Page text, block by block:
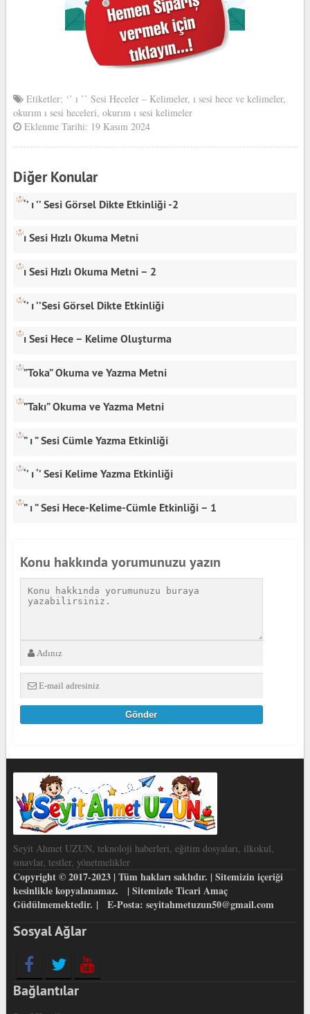
Etiketler: ‘’ ı ’’ Sesi Heceler – Kelimeler, ı sesi hece ve kelimeler,
okurım ı sesi heceleri, okurım ı sesi kelimeler
Eklenme Tarihi: 19 Kasım 2024
Diğer Konular
‘’ ı ’’ Sesi Görsel Dikte Etkinliği -2
ı Sesi Hızlı Okuma Metni
ı Sesi Hızlı Okuma Metni – 2
‘’ ı ’’Sesi Görsel Dikte Etkinliği
ı Sesi Hece – Kelime Oluşturma
”Toka” Okuma ve Yazma Metni
”Takı” Okuma ve Yazma Metni
” ı ” Sesi Cümle Yazma Etkinliği
‘’ ı ‘’ Sesi Kelime Yazma Etkinliği
” ı ” Sesi Hece-Kelime-Cümle Etkinliği – 1
Konu hakkında yorumunuzu yazın
Seyit Ahmet UZUN, teknoloji haberleri, eğitim dosyaları, ilkokul,
sınavlar, testler, yönetmelikler
Copyright © 2017-2023 | Tüm hakları saklıdır. | Sitemizin içeriği
kesinlikle kopyalanamaz. | Sitemizde Ticari Amaç
Güdülmemektedir. | E-Posta: seyitahmetuzun50@gmail.com
Sosyal Ağlar
Bağlantılar